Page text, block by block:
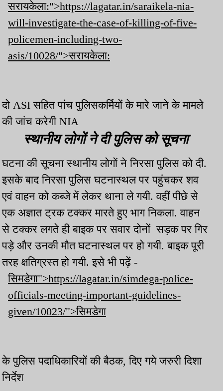
सरायकेला:">https://lagatar.in/saraikela-nia-
will-investigate-the-case-of-killing-of-five-
policemen-including-two-
asis/10028/">सरायकेला:
दो ASI सहित पांच पुलिसकर्मियों के मारे जाने के मामले
की जांच करेगी NIA
स्थानीय लोगों ने दी पुलिस को सूचना
घटना की सूचना स्थानीय लोगों ने निरसा पुलिस को दी.
इसके बाद निरसा पुलिस घटनास्थल पर पहुंचकर शव
एवं वाहन को कब्जे में लेकर थाना ले गयी. वहीं पीछे से
एक अज्ञात ट्रक टक्कर मारते हुए भाग निकला. वाहन
से टक्कर लगते ही बाइक पर सवार दोनों सड़क पर गिर
पड़े और उनकी मौत घटनास्थल पर हो गयी. बाइक पूरी
तरह क्षतिग्रस्त हो गयी. इसे भी पढ़ें -
सिमडेगा">https://lagatar.in/simdega-police-
officials-meeting-important-guidelines-
given/10023/">सिमडेगा
के पुलिस पदाधिकारियों की बैठक, दिए गये जरुरी दिशा
निर्देश